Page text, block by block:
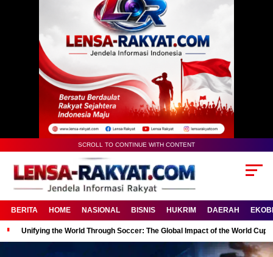
SCROLL TO CONTINUE WITH CONTENT
BERITA HOME NASIONAL BISNIS HUKRIM DAERAH
Unifying the World Through Soccer: The Global Impact of the World Cup